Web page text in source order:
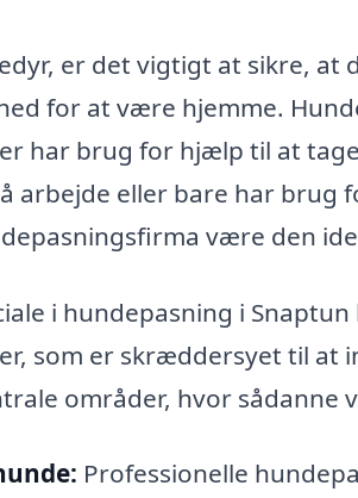
er det vigtigt at sikre,
for at være hjemme.
har brug for hjælp til at
arbejde eller bare har
være den
i hundepasning i
som er skræddersyet til at
områder, hvor sådanne
Professionelle